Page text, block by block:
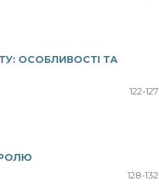
ОСОБЛИВОСТІ ТА
122-127
128-132